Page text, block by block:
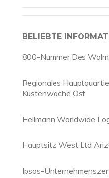
BELIEBTE
800-Nummer Des
Regionales
Küstenwache Ost
Hellmann Worldwide
Hauptsitz West Ltd
Ipsos-